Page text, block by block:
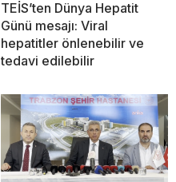
TEİS’ten Dünya Hepatit
Günü mesajı: Viral
hepatitler önlenebilir ve
tedavi edilebilir